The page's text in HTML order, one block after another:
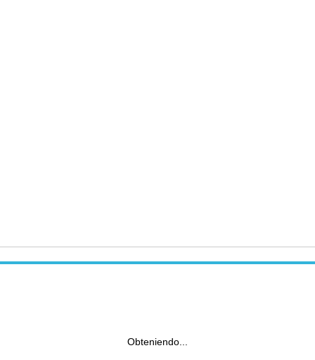
Obteniendo...